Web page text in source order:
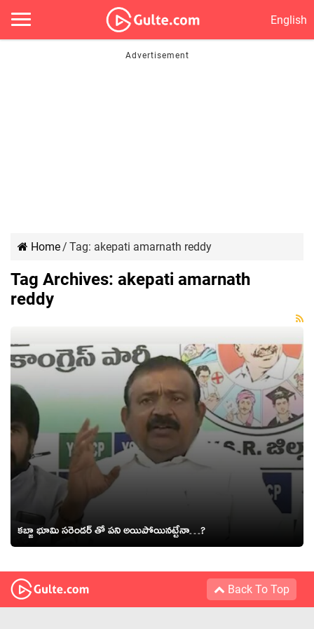
English
Home/ Tag: akepati amarnath reddy
Tag Archives: akepati amarnath
reddy
కబ్జా భూమి సరెండర్ తో పని అయిపోయినట్టేనా…?
Back To Top